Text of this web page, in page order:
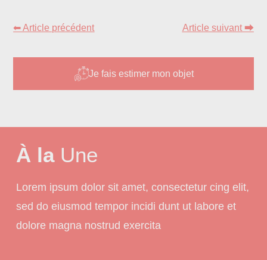
⬅ Article précédent Article suivant ⮕
Je fais estimer mon objet
À laUne
Lorem ipsum dolor sit amet, consectetur cing elit,
sed do eiusmod tempor incidi dunt ut labore et
dolore magna nostrud exercita